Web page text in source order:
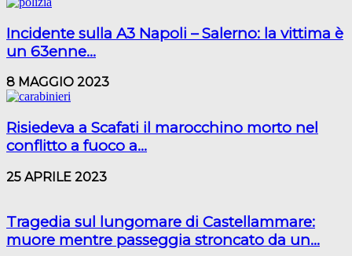
Incidente sulla A3 Napoli – Salerno: la vittima è
un 63enne...
8 MAGGIO 2023
Risiedeva a Scafati il marocchino morto nel
conflitto a fuoco a...
25 APRILE 2023
Tragedia sul lungomare di Castellammare:
muore mentre passeggia stroncato da un...